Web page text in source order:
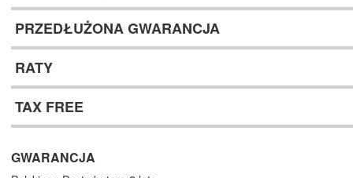
PRZEDŁUŻONA GWARANCJA
RATY
TAX FREE
GWARANCJA